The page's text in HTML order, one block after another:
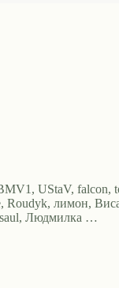
UStaV, falcon,
Roudyk, лимон,
Людмилка …